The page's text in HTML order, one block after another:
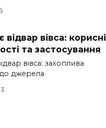
відвар вівса: корисні
та застосування
вівса: захоплива
джерела